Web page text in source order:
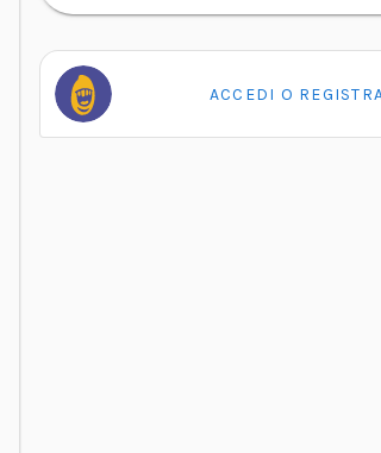
ACCEDI O